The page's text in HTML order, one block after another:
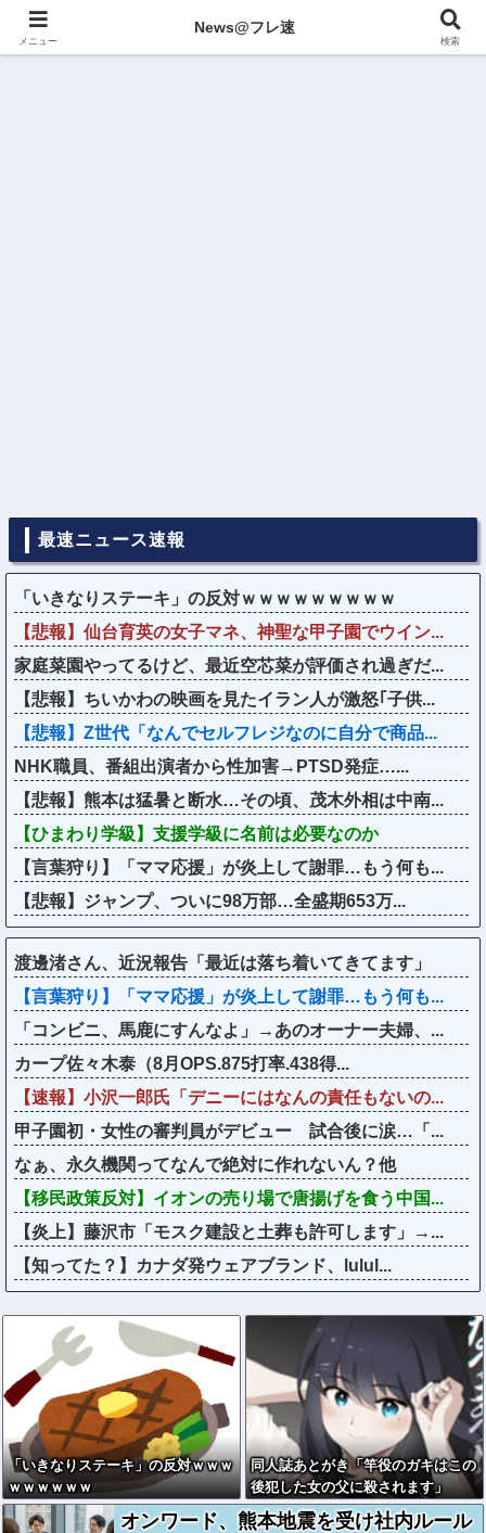
最速ニュース速報
「いきなりステーキ」の反対ｗｗｗｗｗｗｗｗｗ
【悲報】仙台育英の女子マネ、神聖な甲子園でウイン...
家庭菜園やってるけど、最近空芯菜が評価され過ぎだ...
【悲報】ちいかわの映画を見たイラン人が激怒｢子供...
【悲報】Z世代「なんでセルフレジなのに自分で商品...
NHK職員、番組出演者から性加害→PTSD発症…...
【悲報】熊本は猛暑と断水…その頃、茂木外相は中南...
【ひまわり学級】支援学級に名前は必要なのか
【言葉狩り】「ママ応援」が炎上して謝罪…もう何も...
【悲報】ジャンプ、ついに98万部…全盛期653万...
渡邊渚さん、近況報告「最近は落ち着いてきてます」
【言葉狩り】「ママ応援」が炎上して謝罪…もう何も...
「コンビニ、馬鹿にすんなよ」→あのオーナー夫婦、...
カープ佐々木泰（8月OPS.875打率.438得...
【速報】小沢一郎氏「デニーにはなんの責任もないの...
甲子園初・女性の審判員がデビュー 試合後に涙…「...
なぁ、永久機関ってなんで絶対に作れないん？他
【移民政策反対】イオンの売り場で唐揚げを食う中国...
【炎上】藤沢市「モスク建設と土葬も許可します」→...
【知ってた？】カナダ発ウェアブランド、lulul...
「いきなりステーキ」の反対ｗｗｗ
ｗｗｗｗｗｗ
同人誌あとがき「竿役のガキはこの
後犯した女の父に殺されます」
オンワード、熊本地震を受け社内ルール
メニュー
News@フレ速
検索